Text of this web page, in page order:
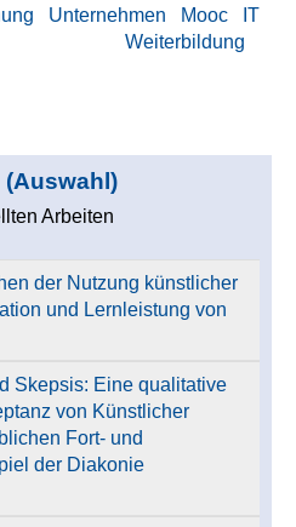
IT
Mooc
Unternehmen
Weiterbildung
Arbeiten
der Nutzung künstlicher
und Lernleistung von
Skepsis: Eine qualitative
von Künstlicher
Fort- und
der Diakonie